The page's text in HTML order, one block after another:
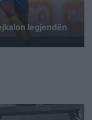
legjendën